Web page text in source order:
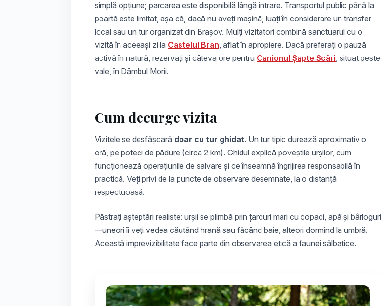
simplă opțiune; parcarea este disponibilă lângă intrare. Transportul public până la
poartă este limitat, așa că, dacă nu aveți mașină, luați în considerare un transfer
local sau un tur organizat din Brașov. Mulți vizitatori combină sanctuarul cu o
vizită în aceeași zi la Castelul Bran, aflat în apropiere. Dacă preferați o pauză
activă în natură, rezervați și câteva ore pentru Canionul Șapte Scări, situat peste
vale, în Dâmbul Morii.
Cum decurge vizita
Vizitele se desfășoară doar cu tur ghidat. Un tur tipic durează aproximativ o
oră, pe poteci de pădure (circa 2 km). Ghidul explică poveștile urșilor, cum
funcționează operațiunile de salvare și ce înseamnă îngrijirea responsabilă în
practică. Veți privi de la puncte de observare desemnate, la o distanță
respectuoasă.
Păstrați așteptări realiste: urșii se plimbă prin țarcuri mari cu copaci, apă și bârloguri
—uneori îi veți vedea căutând hrană sau făcând baie, alteori dormind la umbră.
Această imprevizibilitate face parte din observarea etică a faunei sălbatice.